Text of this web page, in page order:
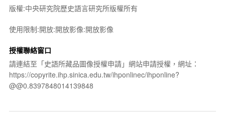
版權:中央研究院歷史語言研究所版權所有
使用限制:開放:開放影像:開放影像
授權聯絡窗口
請連結至「史語所藏品圖像授權申請」網站申請授權，網址：
https://copyrite.ihp.sinica.edu.tw/ihponlinec/ihponline?
@@0.8397848014139848